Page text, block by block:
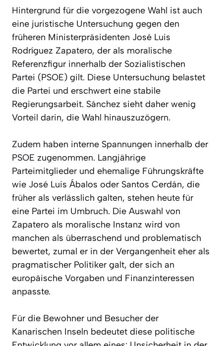
Hintergrund für die vorgezogene Wahl ist auch
eine juristische Untersuchung gegen den
früheren Ministerpräsidenten José Luis
Rodríguez Zapatero, der als moralische
Referenzfigur innerhalb der Sozialistischen
Partei (PSOE) gilt. Diese Untersuchung belastet
die Partei und erschwert eine stabile
Regierungsarbeit. Sánchez sieht daher wenig
Vorteil darin, die Wahl hinauszuzögern.
Zudem haben interne Spannungen innerhalb der
PSOE zugenommen. Langjährige
Parteimitglieder und ehemalige Führungskräfte
wie José Luis Ábalos oder Santos Cerdán, die
früher als verlässlich galten, stehen heute für
eine Partei im Umbruch. Die Auswahl von
Zapatero als moralische Instanz wird von
manchen als überraschend und problematisch
bewertet, zumal er in der Vergangenheit eher als
pragmatischer Politiker galt, der sich an
europäische Vorgaben und Finanzinteressen
anpasste.
Für die Bewohner und Besucher der
Kanarischen Inseln bedeutet diese politische